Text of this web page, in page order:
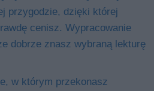
przygodzie, dzięki której
cenisz. Wypracowanie
dobrze znasz wybraną lekturę
w którym przekonasz